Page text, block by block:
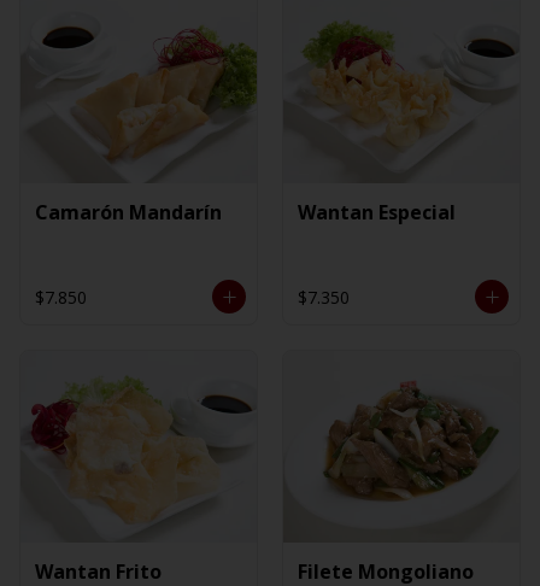
Camarón Mandarín
$7.850
Wantan Especial
$7.350
Wantan Frito Filete Mongoliano